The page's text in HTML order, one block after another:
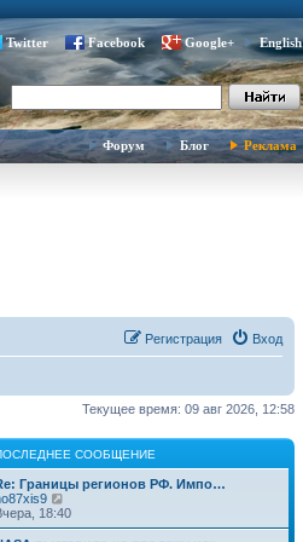
Twitter Facebook Google+ English
Форум Блог Реклама
Вход
Регистрация
Текущее время: 09 авг 2026, 12:58
СООБЩЕНИЕ
Границы регионов РФ. Импо…
е
р
18:40